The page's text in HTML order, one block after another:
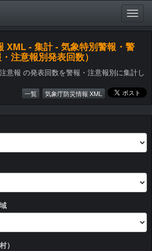
XML - 集計 - 気象特別警報・警
注意報別発表回数）
意報 の発表回数を警報・注意報別に集計し
一覧 気象庁防災情報 XML
）